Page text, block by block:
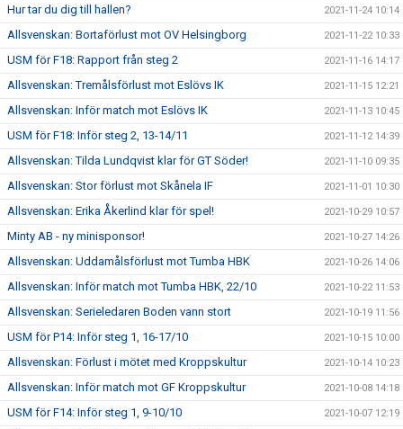
Hur tar du dig till hallen? 2021-11-24 10:14
Allsvenskan: Bortaförlust mot OV Helsingborg 2021-11-22 10:33
USM för F18: Rapport från steg 2 2021-11-16 14:17
Allsvenskan: Tremålsförlust mot Eslövs IK 2021-11-15 12:21
Allsvenskan: Inför match mot Eslövs IK 2021-11-13 10:45
USM för F18: Inför steg 2, 13-14/11 2021-11-12 14:39
Allsvenskan: Tilda Lundqvist klar för GT Söder! 2021-11-10 09:35
Allsvenskan: Stor förlust mot Skånela IF 2021-11-01 10:30
Allsvenskan: Erika Åkerlind klar för spel! 2021-10-29 10:57
Minty AB - ny minisponsor! 2021-10-27 14:26
Allsvenskan: Uddamålsförlust mot Tumba HBK 2021-10-26 14:06
Allsvenskan: Inför match mot Tumba HBK, 22/10 2021-10-22 11:53
Allsvenskan: Serieledaren Boden vann stort 2021-10-19 11:56
USM för P14: Inför steg 1, 16-17/10 2021-10-15 10:00
Allsvenskan: Förlust i mötet med Kroppskultur 2021-10-14 10:23
Allsvenskan: Inför match mot GF Kroppskultur 2021-10-08 14:18
USM för F14: Inför steg 1, 9-10/10 2021-10-07 12:19